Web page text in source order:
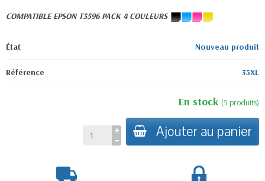
COMPATIBLE EPSON T3596PACK 4 COULEURS
État Nouveau produit
Référence 35XL
En stock (5 produits)
Ajouter au panier